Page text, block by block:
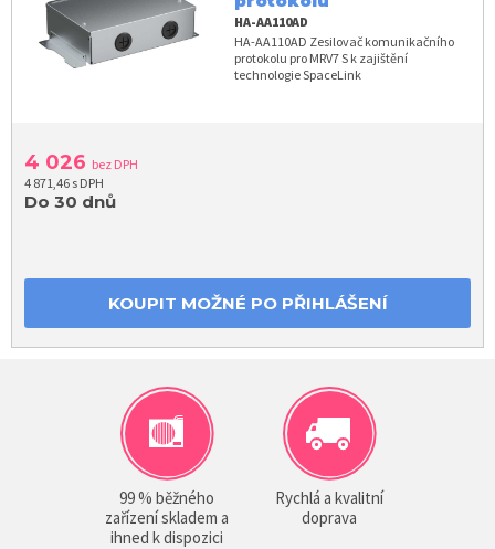
HA-AA110AD
HA-AA110AD Zesilovač komunikačního
protokolu pro MRV7 S k zajištění
technologie SpaceLink
4 026 bez DPH
4 871,46 s DPH
Do 30 dnů
KOUPIT MOŽNÉ PO PŘIHLÁŠENÍ
99 % běžného
zařízení skladem a
ihned k dispozici
Rychlá a kvalitní
doprava